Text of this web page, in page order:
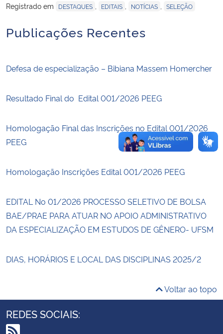
Gabinete de Segurança Institucional
Advocacia-Geral da União
Banco Central do Brasil
Registrado em
DESTAQUES EDITAIS NOTÍCIAS SELEÇÃO
Publicações Recentes
Defesa de especialização – Bibiana Massem Homercher
Resultado Final do Edital 001/2026 PEEG
Homologação Final das Inscrições no Edital 001/2026
PEEG
Homologação Inscrições Edital 001/2026 PEEG
EDITAL No 01/2026 PROCESSO SELETIVO DE BOLSA
BAE/PRAE PARA ATUAR NO APOIO ADMINISTRATIVO
DA ESPECIALIZAÇÃO EM ESTUDOS DE GÊNERO- UFSM
DIAS, HORÁRIOS E LOCAL DAS DISCIPLINAS 2025/2
Voltar ao topo
REDES SOCIAIS: